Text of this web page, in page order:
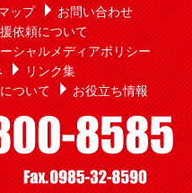
ップ
お問い合わせ
依頼について
シャルメディアポリシー
リンク集
ついて お役立ち情報